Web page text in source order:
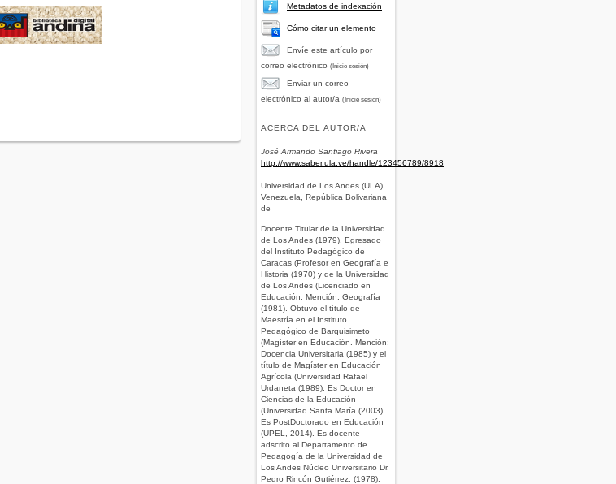
Metadatos de indexación
Cómo citar un elemento
Envíe este artículo por
correo electrónico (Inicie sesión)
Enviar un correo
electrónico al autor/a (Inicie sesión)
ACERCA DEL AUTOR/A
José Armando Santiago Rivera
http://www.saber.ula.ve/handle/123456789/8918
Universidad de Los Andes (ULA)
Venezuela, República Bolivariana
de
Docente Titular de la Universidad
de Los Andes (1979). Egresado
del Instituto Pedagógico de
Caracas (Profesor en Geografía e
Historia (1970) y de la Universidad
de Los Andes (Licenciado en
Educación. Mención: Geografía
(1981). Obtuvo el título de
Maestría en el Instituto
Pedagógico de Barquisimeto
(Magíster en Educación. Mención:
Docencia Universitaria (1985) y el
título de Magíster en Educación
Agrícola (Universidad Rafael
Urdaneta (1989). Es Doctor en
Ciencias de la Educación
(Universidad Santa María (2003).
Es PostDoctorado en Educación
(UPEL, 2014). Es docente
adscrito al Departamento de
Pedagogía de la Universidad de
Los Andes Núcleo Universitario Dr.
Pedro Rincón Gutiérrez, (1978),